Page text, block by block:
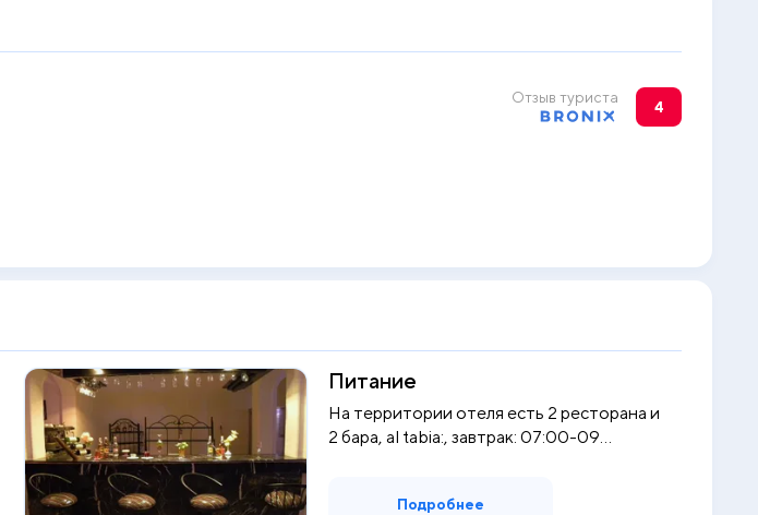
Отзыв туриста
4
Питание
На территории отеля есть 2 ресторана и
2 бара, al tabia:, завтрак: 07:00-09...
Подробнее